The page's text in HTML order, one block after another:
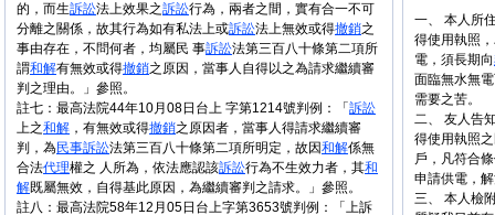
的，而生訴訟法上效果之訴訟行為，兩者之間，實有合一不可
分離之關係，故其行為如有私法上或訴訟法上無效或得撤銷之
事由存在，不問何者，均屬民 事訴訟法第三百八十條第二項所
謂和解有無效或得撤銷之原因，當事人自得以之為請求繼續審
判之理由。」參照。
註七：最高法院44年10月08日台上 字第1214號判例：「 訴訟
上之和解 ，有無效或得撤銷之原因者，當事人得請求繼續審
判，為民事訴訟法第三百八十條第二項所明定，故因和解係無
合法代理權之 人所為，依法應認該訴訟行為不生效力者，其和
解既屬無效，自得基此原因，為繼續審判之請求。」參照。
註八：最高法院58年12月05日台上字第3653號判例：「上訴
一、 本人所
得使用執照
電，須長期向
面臨無水無
需要之苦。
二、 友人告
得使用執照
戶，凡符合
申請供電，
三、 本人檢